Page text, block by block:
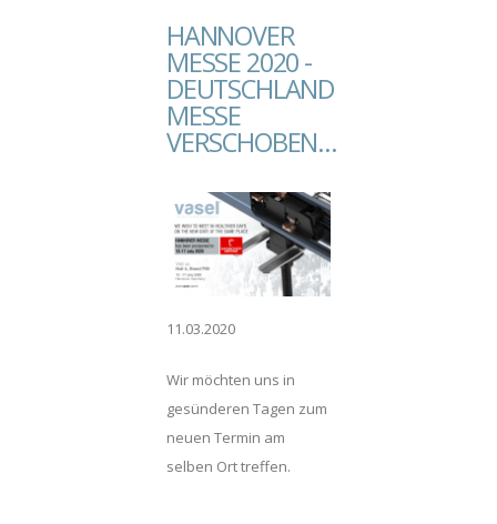
Beschränkungen oder
Beschränkungen und wir
arbeiten zu 100 %
ausgelastet.
türkischen Häfen geöffnet
und es wird keine
Verzögerungen bei unserer
Fähigkeit geben,
Aufträge für Schleifleitungen
Systeme auszuführen.
HANNOVER
MESSE 2020 -
DEUTSCHLAND
MESSE
VERSCHOBEN…
11.03.2020
Wir möchten uns in
gesünderen Tagen zum
neuen Termin am
selben Ort treffen.